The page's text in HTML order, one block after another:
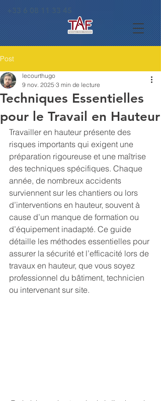
Post
Techniques Essentielles
pour le Travail en Hauteur
lecourthugo
9 nov. 2025 3 min de lecture
Travailler en hauteur présente des
risques importants qui exigent une
préparation rigoureuse et une maîtrise
des techniques spécifiques. Chaque
année, de nombreux accidents
surviennent sur les chantiers ou lors
d’interventions en hauteur, souvent à
cause d’un manque de formation ou
d’équipement inadapté. Ce guide
détaille les méthodes essentielles pour
assurer la sécurité et l’efficacité lors de
travaux en hauteur, que vous soyez
professionnel du bâtiment, technicien
ou intervenant sur site.